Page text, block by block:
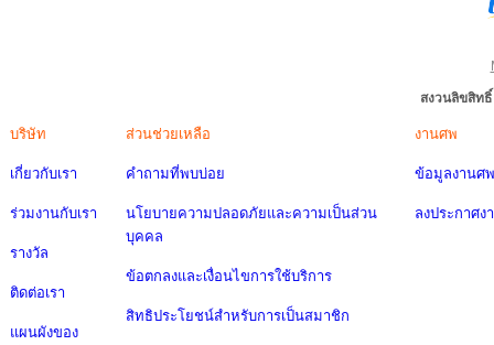
สงวนลิขสิท
บริษัท
เกี่ยวกับเรา
ร่วมงานกับเรา
รางวัล
ติดต่อเรา
แผนผังของ
ส่วนช่วยเหลือ
คำถามที่พบบ่อย
นโยบายความปลอดภัยและความเป็นส่วน
บุคคล
ข้อตกลงและเงื่อนไขการใช้บริการ
สิทธิประโยชน์สำหรับการเป็นสมาชิก
งานศพ
ข้อมูลงานศพ
ลงประกาศง